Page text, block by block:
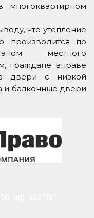
многоквартирном
что утепление
производится по
местного
граждане вправе
двери с низкой
и балконные двери